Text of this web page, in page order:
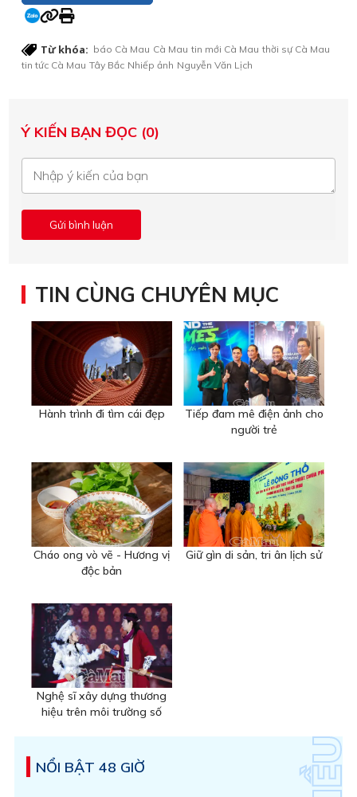
Từ khóa: báo Cà Mau Cà Mau tin mới Cà Mau thời sự Cà Mau
tin tức Cà Mau Tây Bắc Nhiếp ảnh Nguyễn Văn Lịch
Ý KIẾN BẠN ĐỌC (0)
TIN CÙNG CHUYÊN MỤC
Hành trình đi tìm cái đẹp
Tiếp đam mê điện ảnh cho
người trẻ
Cháo ong vò vẽ - Hương vị
độc bản
Giữ gìn di sản, tri ân lịch sử
Nghệ sĩ xây dựng thương
hiệu trên môi trường số
NỔI BẬT 48 GIỜ